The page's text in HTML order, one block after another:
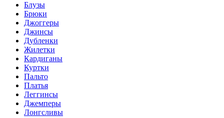
Блузы
Брюки
Джоггеры
Джинсы
Дубленки
Жилетки
Кардиганы
Куртки
Пальто
Платья
Леггинсы
Джемперы
Лонгсливы